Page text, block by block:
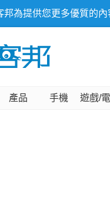
邦為提供您更多優質的
產品 手機 遊戲/